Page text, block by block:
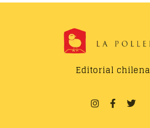
Editorial chilena